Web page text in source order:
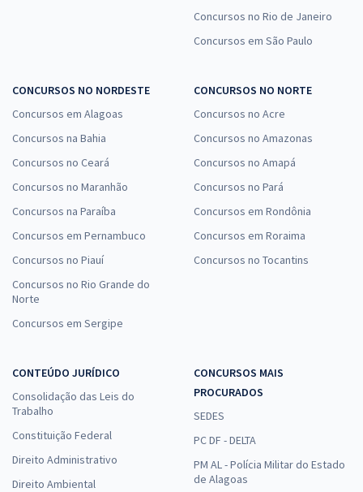
Concursos no Rio de Janeiro
Concursos em São Paulo
CONCURSOS NO NORDESTE
Concursos em Alagoas
Concursos na Bahia
Concursos no Ceará
Concursos no Maranhão
Concursos na Paraíba
Concursos em Pernambuco
Concursos no Piauí
Concursos no Rio Grande do
Norte
Concursos em Sergipe
CONCURSOS NO NORTE
Concursos no Acre
Concursos no Amazonas
Concursos no Amapá
Concursos no Pará
Concursos em Rondônia
Concursos em Roraima
Concursos no Tocantins
CONTEÚDO JURÍDICO
Consolidação das Leis do
Trabalho
Constituição Federal
Direito Administrativo
Direito Ambiental
CONCURSOS MAIS
PROCURADOS
SEDES
PC DF - DELTA
PM AL - Polícia Militar do Estado
de Alagoas